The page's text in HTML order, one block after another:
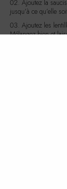
Mélangez bien et
avec du sel et du
Servez le